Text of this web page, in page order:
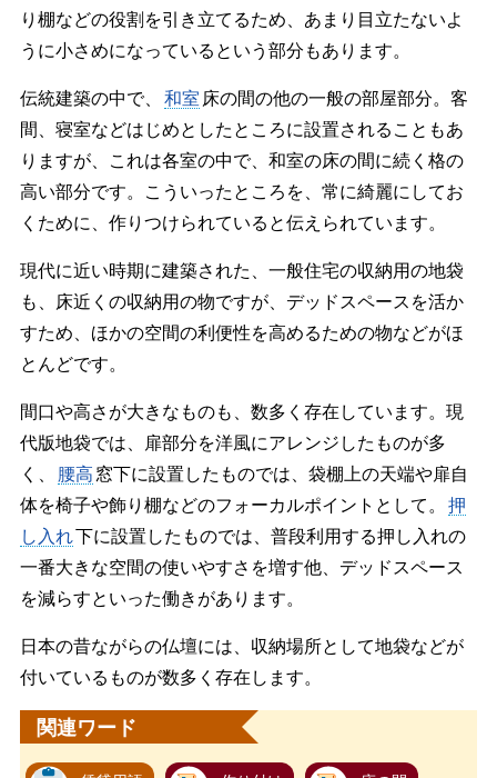
り棚などの役割を引き立てるため、あまり目立たないよ
うに小さめになっているという部分もあります。
伝統建築の中で、 和室 床の間の他の一般の部屋部分。客
間、寝室などはじめとしたところに設置されることもあ
りますが、これは各室の中で、和室の床の間に続く格の
高い部分です。こういったところを、常に綺麗にしてお
くために、作りつけられていると伝えられています。
現代に近い時期に建築された、一般住宅の収納用の地袋
も、床近くの収納用の物ですが、デッドスペースを活か
すため、ほかの空間の利便性を高めるための物などがほ
とんどです。
間口や高さが大きなものも、数多く存在しています。現
代版地袋では、扉部分を洋風にアレンジしたものが多
く、
腰高 窓下に設置したものでは、袋棚上の天端や扉自
体を椅子や飾り棚などのフォーカルポイントとして。
押
し入れ下に設置したものでは、普段利用する押し入れの
一番大きな空間の使いやすさを増す他、デッドスペース
を減らすといった働きがあります。
日本の昔ながらの仏壇には、収納場所として地袋などが
付いているものが数多く存在します。
関連ワード